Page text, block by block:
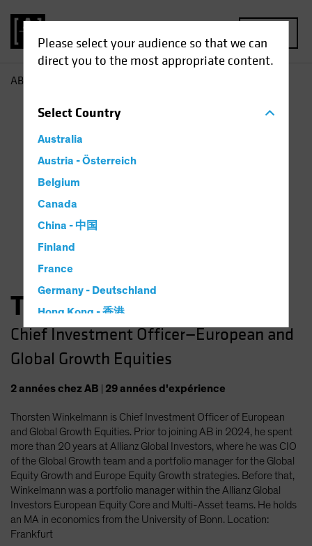
Please select your audience so that we can
direct you to the most appropriate content.
SelectCountry
Australia
Austria - Österreich
Belgium
Canada
China - 中国
Finland
France
Germany - Deutschland
Hong Kong - 香港
Hungary
Iceland
Latin America
Luxembourg and Other EMEA
Netherlands
New Zealand
Norway
Other Asia-Pacific
AB
Thorsten Winkelmann
Chief Investment Officer—European and
Global Growth Equities
2annéeschez AB 29annéesd'expérience
Thorsten Winkelmann is Chief Investment Officer of European
and Global Growth Equities. Prior to joining AB in 2024, he spent
more than 20 years at Allianz Global Investors, where he was CIO
of the Global Growth team and a portfolio manager for the Global
Equity Growth and Europe Equity Growth strategies. Before that,
Winkelmann was a portfolio manager within the Allianz Global
Investors European Equity Core and Multi-Asset teams. He holds
an MA in economics from the University of Bonn. Location:
Frankfurt